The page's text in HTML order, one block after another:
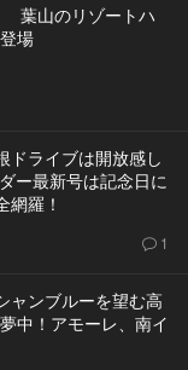
葉山のリゾートハ
場
ドライブは開放感し
ー最新号は記念日に
網羅！
1
ャンブルーを望む高
中！アモーレ、南イ